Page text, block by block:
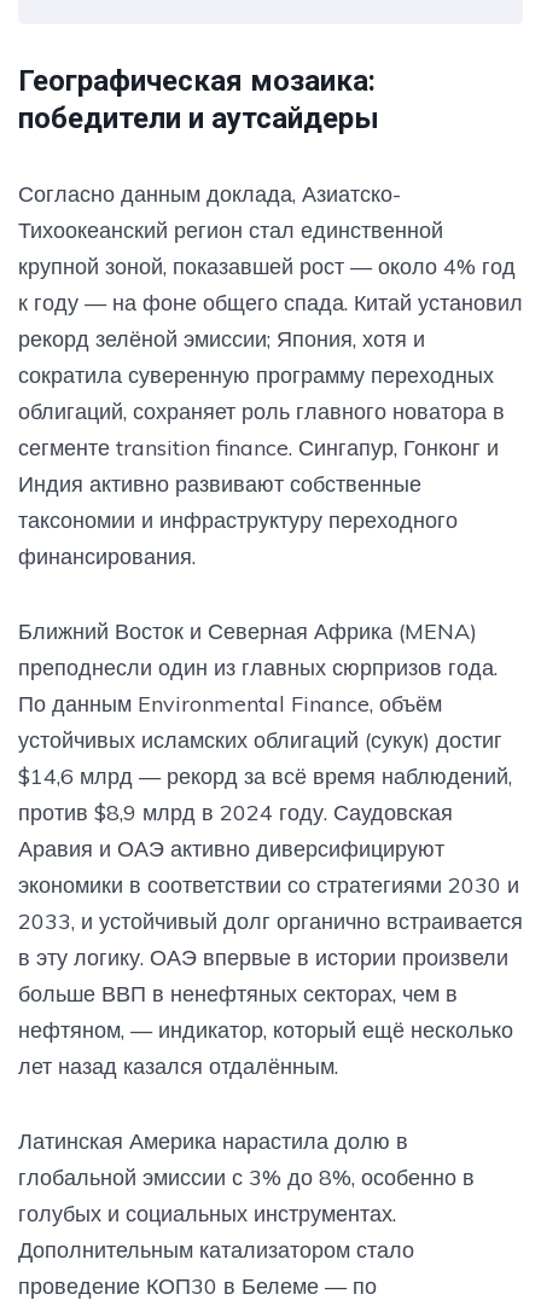
Географическая мозаика:
победители и аутсайдеры
Согласно данным доклада, Азиатско-
Тихоокеанский регион стал единственной
крупной зоной, показавшей рост — около 4% год
к году — на фоне общего спада. Китай установил
рекорд зелёной эмиссии; Япония, хотя и
сократила суверенную программу переходных
облигаций, сохраняет роль главного новатора в
сегменте transition finance. Сингапур, Гонконг и
Индия активно развивают собственные
таксономии и инфраструктуру переходного
финансирования.
Ближний Восток и Северная Африка (MENA)
преподнесли один из главных сюрпризов года.
По данным Environmental Finance, объём
устойчивых исламских облигаций (сукук) достиг
$14,6 млрд — рекорд за всё время наблюдений,
против $8,9 млрд в 2024 году. Саудовская
Аравия и ОАЭ активно диверсифицируют
экономики в соответствии со стратегиями 2030 и
2033, и устойчивый долг органично встраивается
в эту логику. ОАЭ впервые в истории произвели
больше ВВП в ненефтяных секторах, чем в
нефтяном, — индикатор, который ещё несколько
лет назад казался отдалённым.
Латинская Америка нарастила долю в
глобальной эмиссии с 3% до 8%, особенно в
голубых и социальных инструментах.
Дополнительным катализатором стало
проведение КОП30 в Белеме — по